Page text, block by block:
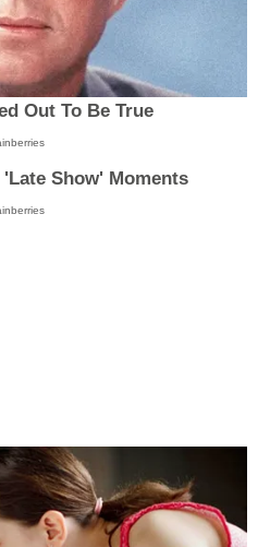
Out To Be True
Show' Moments